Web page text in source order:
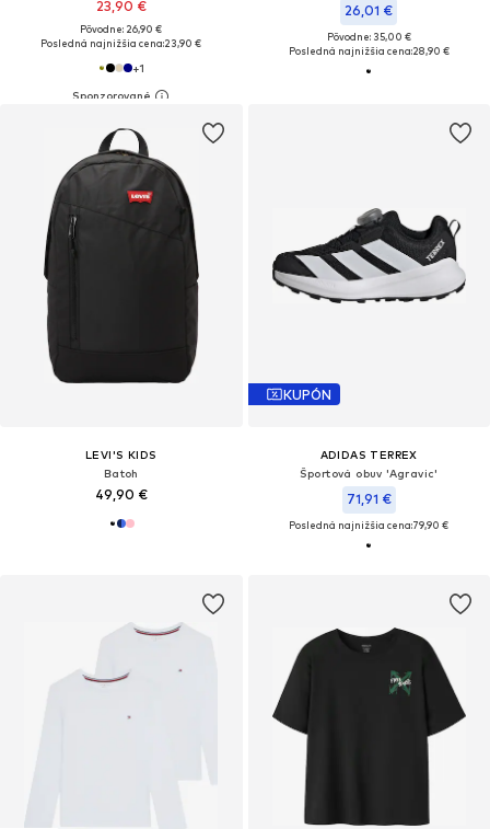
23,90 €
Pôvodne: 26,90 €
Posledná najnižšia cena:23,90 €
+1
26,01 €
Pôvodne: 35,00 €
Posledná najnižšia cena:28,90 €
LEVI'S KIDS
Batoh
49,90 €
KUPÓN
ADIDAS TERREX
Športová obuv 'Agravic'
71,91 €
Posledná najnižšia cena:79,90 €